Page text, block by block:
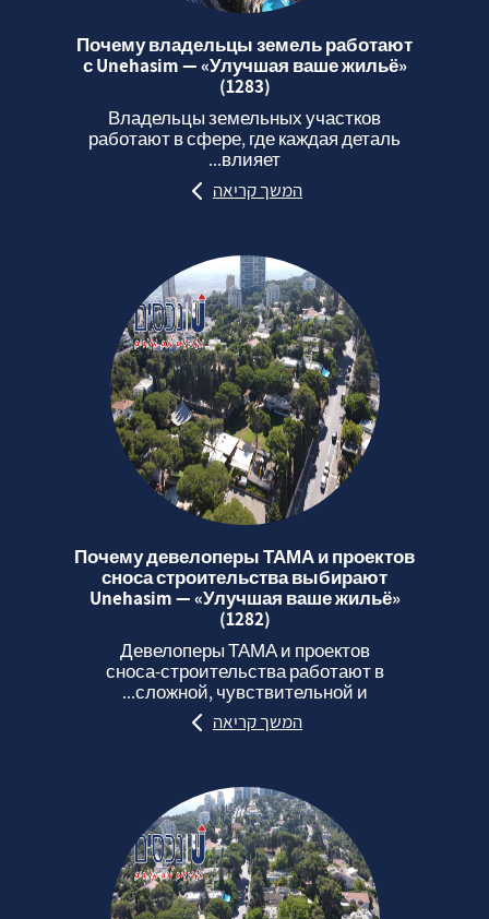
Почему владельцы земель работают
с Unehasim — «Улучшая ваше жильё»
(1283)
Владельцы земельных участков
работают в сфере, где каждая деталь
влияет...
המשך קריאה
Почему девелоперы ТАМА и проектов
сноса строительства выбирают
Unehasim — «Улучшая ваше жильё»
(1282)
Девелоперы ТАМА и проектов
сноса‑строительства работают в
сложной, чувствительной и...
המשך קריאה